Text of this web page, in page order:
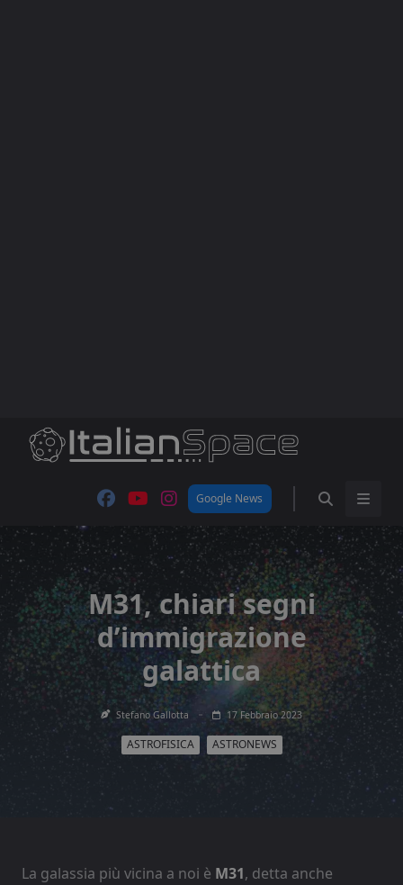
Google News
M31, chiari segni
d’immigrazione
galattica
Stefano Gallotta 17 Febbraio 2023
ASTROFISICA ASTRONEWS
La galassia più vicina a noi è M31, detta anche